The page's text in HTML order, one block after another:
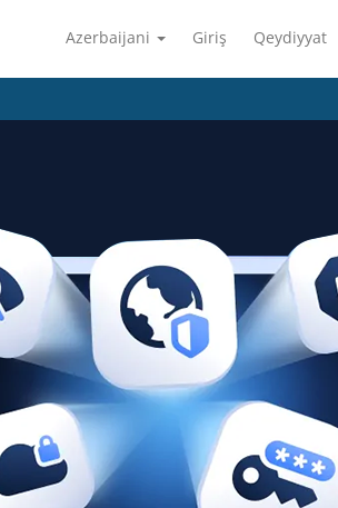
Azerbaijani Giriş Qeydiyyat